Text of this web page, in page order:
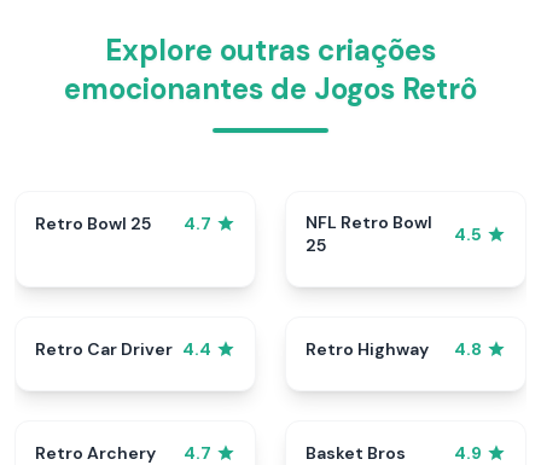
Explore outras criações
emocionantes de Jogos Retrô
Retro Bowl 25 4.7
NFL Retro Bowl
25
4.5
Retro Car Driver 4.4 Retro Highway 4.8
Retro Archery 4.7 Basket Bros 4.9